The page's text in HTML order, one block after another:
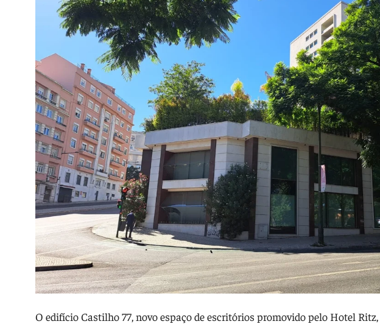
O edifício Castilho 77, novo espaço de escritórios promovido pelo Hotel